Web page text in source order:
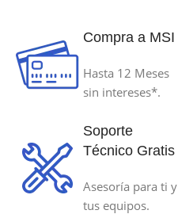
Compra a MSI
Hasta 12 Meses
sin intereses*.
Soporte
Técnico Gratis
Asesoría para ti y
tus equipos.